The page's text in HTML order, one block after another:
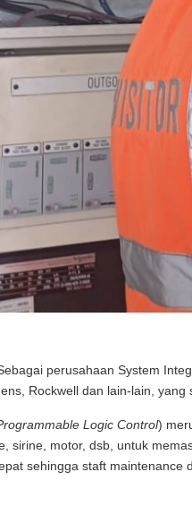
perusahaan System
Rockwell dan lain-lain,
Logic Control)
sirine, motor, dsb, untuk
sehingga staft maintenance